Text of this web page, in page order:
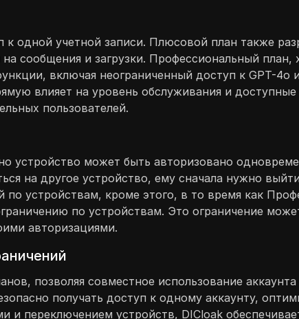
к одной учетной записи. Плюсовой план также
сообщения и загрузки. Профессиональный план,
включая неограниченный доступ к GPT-4o
влияет на уровень обслуживания и
пользователей.
устройство может быть авторизовано
на другое устройство, ему сначала нужно
устройствам, кроме этого, в то время как
по устройствам. Это ограничение
авторизациями.
позволяя совместное использование аккаунта
получать доступ к одному аккаунту,
и переключением устройств, DICloak